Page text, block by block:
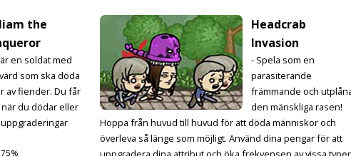
the
en soldat med
som ska döda
av fiender. Du får
när du dödar eller
75%
Headcrab
Invasion
- Spela som en
parasiterande
främmande och
den mänskliga rasen!
Hoppa från huvud till huvud för att döda människor och
överleva så länge som möjligt. Använd dina pengar för att